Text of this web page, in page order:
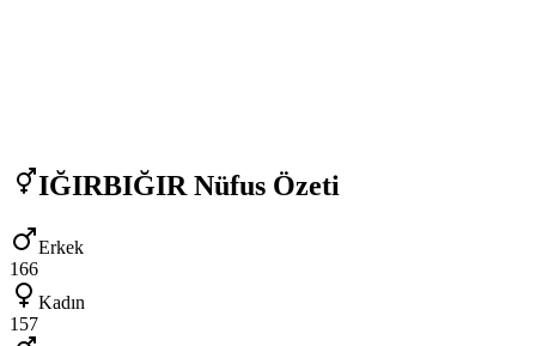
IĞIRBIĞIR Nüfus Özeti
Erkek
166
Kadın
157